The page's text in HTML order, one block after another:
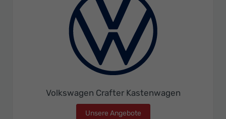
Volkswagen Crafter Kastenwagen
Unsere Angebote